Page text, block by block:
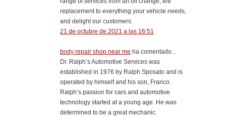
replacement to everything your vehicle needs,
and delight our customers.
21 de octubre de 2021 a las 16:51
body repair shop near me ha comentado...
Dr. Ralph’s Automotive Services was
established in 1976 by Ralph Sposato and is
operated by himself and his son, Franco.
Ralph’s passion for cars and automotive
technology started at a young age. He was
determined to be a great mechanic.